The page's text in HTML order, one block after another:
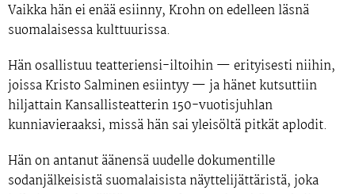
Vaikka hän ei enää esiinny, Krohn on edelleen läsnä
suomalaisessa kulttuurissa.
Hän osallistuu teatteriensi-iltoihin — erityisesti niihin,
joissa Kristo Salminen esiintyy — ja hänet kutsuttiin
hiljattainKansallisteatterin 150-vuotisjuhlan
kunniavieraaksi, missä hän sai yleisöltä pitkät aplodit.
Hän on antanut äänensä uudelle dokumentille
sodanjälkeisistä suomalaisista näyttelijättäristä, joka